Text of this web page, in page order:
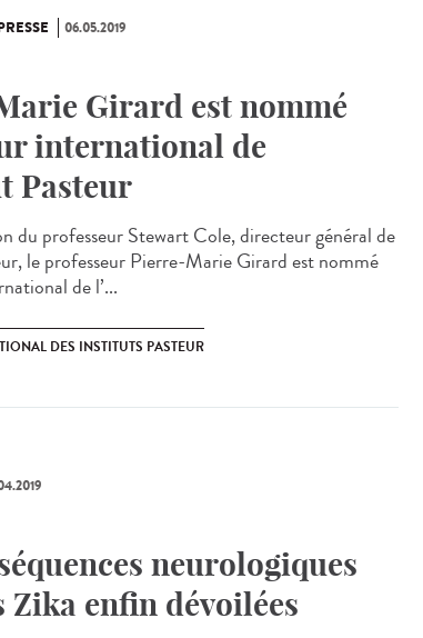
06.05.2019
Girard est nommé
international de
Pasteur
du professeur Stewart Cole, directeur général de
le professeur Pierre-Marie Girard est nommé
de l’...
DES INSTITUTS PASTEUR
neurologiques
Zika enfin dévoilées